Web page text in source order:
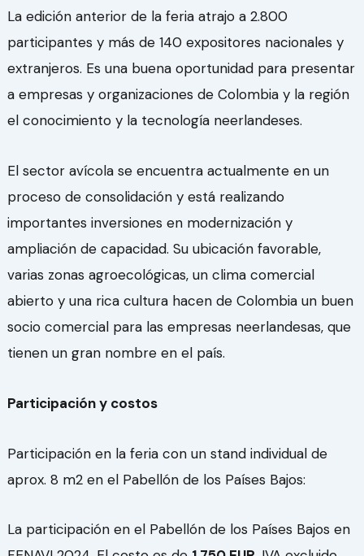
La edición anterior de la feria atrajo a 2.800
participantes y más de 140 expositores nacionales y
extranjeros. Es una buena oportunidad para presentar
a empresas y organizaciones de Colombia y la región
el conocimiento y la tecnología neerlandeses.
El sector avícola se encuentra actualmente en un
proceso de consolidación y está realizando
importantes inversiones en modernización y
ampliación de capacidad. Su ubicación favorable,
varias zonas agroecológicas, un clima comercial
abierto y una rica cultura hacen de Colombia un buen
socio comercial para las empresas neerlandesas, que
tienen un gran nombre en el país.
Participación y costos
Participación en la feria con un stand individual de
aprox. 8 m2 en el Pabellón de los Países Bajos:
La participación en el Pabellón de los Países Bajos en